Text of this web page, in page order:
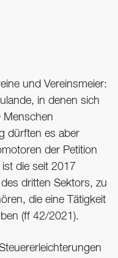
und Vereinsmeier:
in denen sich
Menschen
dürften es aber
der Petition
die seit 2017
dritten Sektors, zu
die eine Tätigkeit
(ff 42/2021).